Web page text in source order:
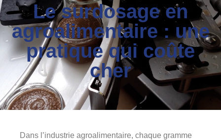
Le surdosage en
agroalimentaire : une
pratique qui coûte
cher
Dans l’industrie agroalimentaire, chaque gramme